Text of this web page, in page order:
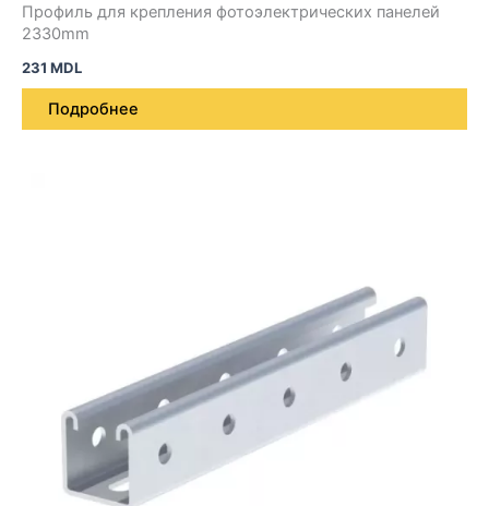
Профиль для крепления фотоэлектрических панелей
2330mm
231 MDL
Подробнее